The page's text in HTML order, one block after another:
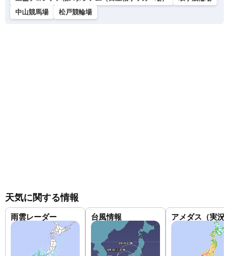
中山競馬場
松戸競輪場
天気に関する情報
雨雲レーダー 台風情報 アメダス（実況